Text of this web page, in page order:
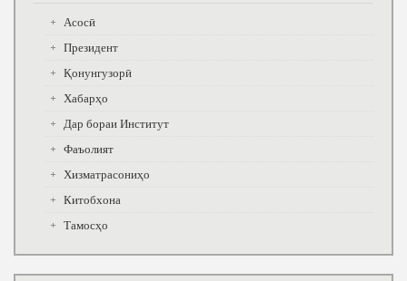
Асосӣ
Президент
Қонунгузорӣ
Хабарҳо
Дар бораи Институт
Фаъолият
Хизматрасониҳо
Китобхона
Тамосҳо